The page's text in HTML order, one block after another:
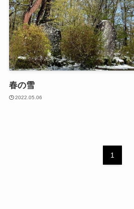
春の雪
2022.05.06
1